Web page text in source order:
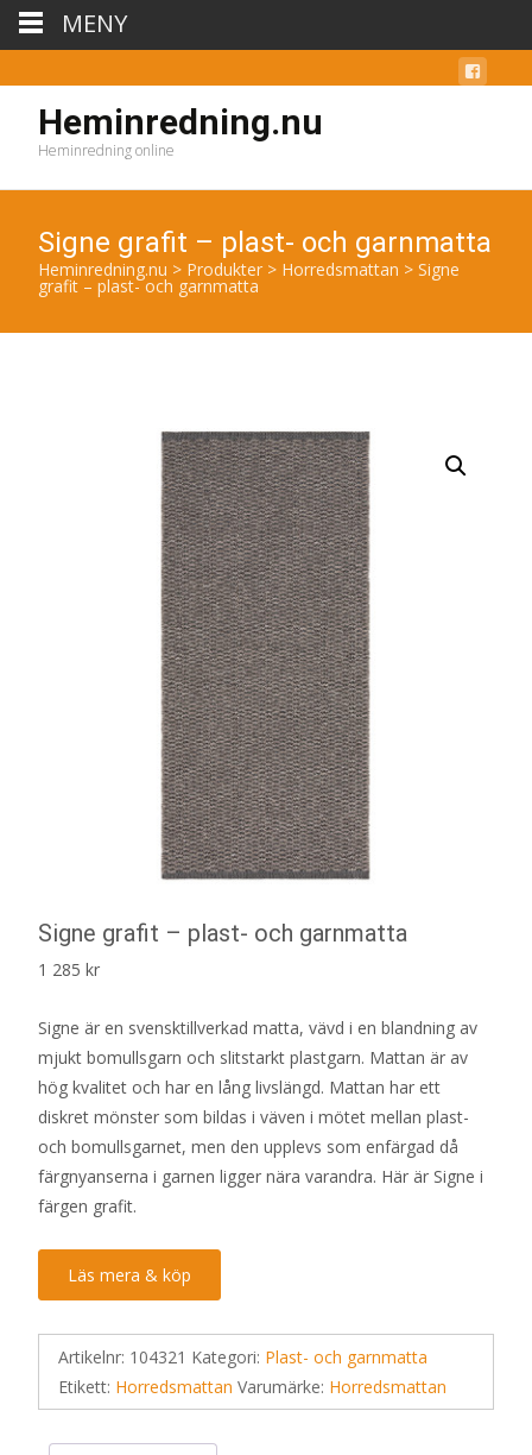
Heminredning.nu
Heminredning online
Signe grafit – plast- och garnmatta
Heminredning.nu > Produkter > Horredsmattan > Signe
grafit – plast- och garnmatta
Signe grafit – plast- och garnmatta
1 285 kr
Signe är en svensktillverkad matta, vävd i en blandning av
mjukt bomullsgarn och slitstarkt plastgarn. Mattan är av
hög kvalitet och har en lång livslängd. Mattan har ett
diskret mönster som bildas i väven i mötet mellan plast-
och bomullsgarnet, men den upplevs som enfärgad då
färgnyanserna i garnen ligger nära varandra. Här är Signe i
färgen grafit.
Läs mera & köp
Artikelnr: 104321 Kategori: Plast- och garnmatta
Etikett: Horredsmattan Varumärke: Horredsmattan
MENY